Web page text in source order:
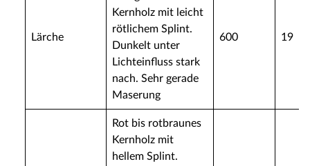
Lärche
Kernholz mit leicht
rötlichem Splint.
Dunkelt unter
Lichteinfluss stark
nach. Sehr gerade
Maserung
600 19
Rot bis rotbraunes
Kernholz mit
hellem Splint.